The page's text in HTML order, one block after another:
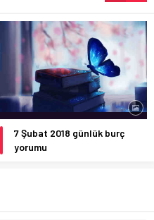
7 Şubat 2018 günlük burç
yorumu